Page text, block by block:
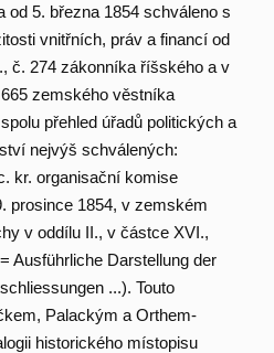
od 5. března 1854 schváleno s
vnitřních, práv a financí od
č. 274 zákonníka říšského a v
zemského věstníka
přehled úřadů politických a
nejvýš schválených:
kr. organisační komise
prosince 1854, v zemském
v oddílu II., v částce XVI.,
Ausführliche Darstellung der
...). Touto
Palackým a Orthem-
historického místopisu